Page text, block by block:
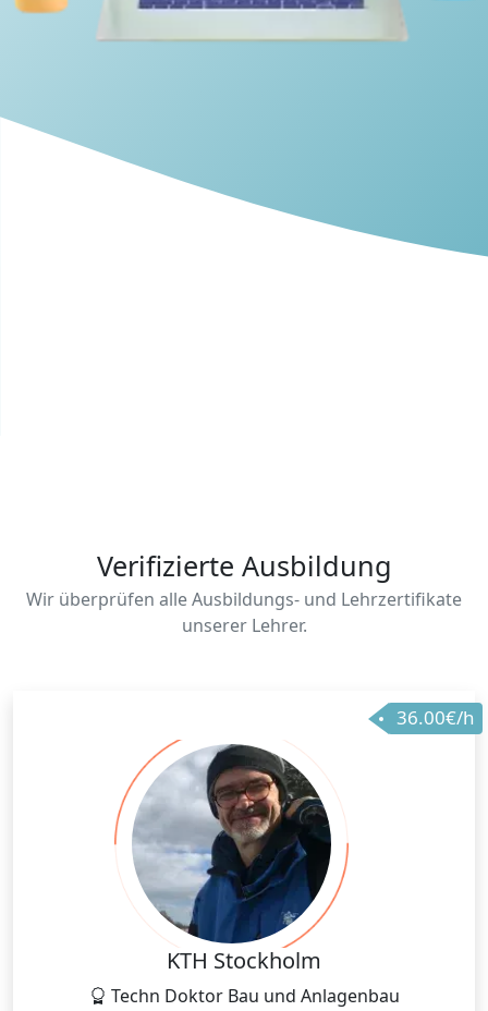
Verifizierte Ausbildung
Wir überprüfen alle Ausbildungs- und Lehrzertifikate
unserer Lehrer.
36.00€/h
KTH Stockholm
Techn Doktor Bau und Anlagenbau